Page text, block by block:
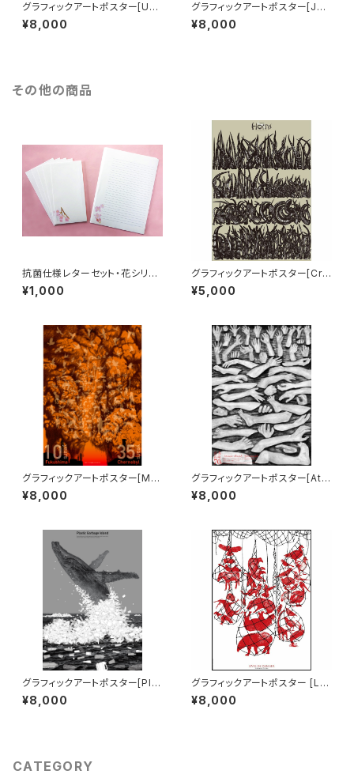
グラフィックアートポスター[Uni
versal Design] B1サイズ
¥8,000
グラフィックアートポスター[Jap
an] B1サイズ
¥8,000
その他の商品
抗菌仕様レターセット・花シリー
ズ「桜」封筒5枚＋レター5枚入り
¥1,000
グラフィックアートポスター[Cry
in’ Horns] B2サイズ
¥5,000
グラフィックアートポスター[Mel
t-Through Accidents ] B2サ
イズ
¥8,000
グラフィックアートポスター[Ato
mic Bomb Aftermath] B1サ
イズ
¥8,000
グラフィックアートポスター[Pla
stic Garbage Island] B2サイ
ズ
¥8,000
グラフィックアートポスター [Liv
es in Danger] B1サイズ
¥8,000
CATEGORY